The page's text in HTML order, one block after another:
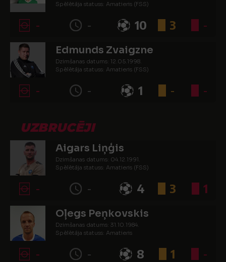
Spēlētāja statuss: Amatieris (FSS)
- - 10 3 -
Edmunds Zvaigzne
Dzimšanas datums: 12.05.1998.
Spēlētāja statuss: Amatieris (FSS)
- - 1 - -
UZBRUCĒJI
Aigars Liņģis
Dzimšanas datums: 04.12.1991.
Spēlētāja statuss: Amatieris (FSS)
- - 4 3 1
Oļegs Peņkovskis
Dzimšanas datums: 31.10.1984.
Spēlētāja statuss: Amatieris
- - 8 1 -